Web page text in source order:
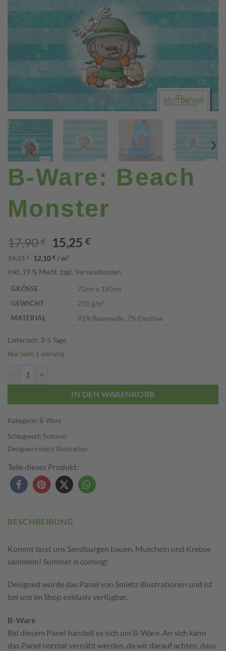
B-Ware: Beach
Monster
17,90€
Ursprünglicher
Preis
war:
17,90 €
15,25€Aktueller
ist:
15,25 €.
14,21€ 12,10€ / m²
inkl. 19 % MwSt. zzgl. Versandkosten
GRÖSSE
70cm x 180cm
GEWICHT
210 g/m²
MATERIAL
93% Baumwolle, 7% Elasthan
Lieferzeit: 3-5 Tage
Nur noch 1 vorrätig
IN DEN WARENKORB
Kategorie: B-Ware
Schlagwort: Sommer
smietz Illustration
Teile dieses Produkt:
BESCHREIBUNG
Kommt lasst uns Sandburgen bauen, Muscheln und Krebse
sammeln! Summer is coming!
Designed wurde das Panel von Smietz Illustrationen und ist
bei uns im Shop exklusiv verfügbar.
B-Ware
Bei diesem Panel handelt es sich um B-Ware. An sich kann
das Panel normal vernäht werden, da wir darauf achten, dass